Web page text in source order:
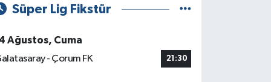
Süper Lig Fikstür
Ağustos, Cuma
- Çorum FK
21:30